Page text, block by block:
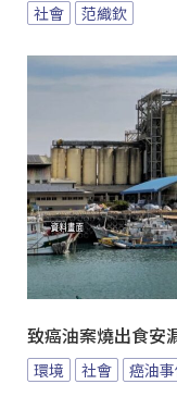
社會 范織欽
致癌油案燒出食安
環境 社會 癌油